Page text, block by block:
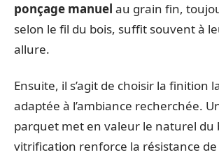
ponçage manuel au grain fin,
selon le fil du bois, suffit souvent à
allure.
Ensuite, il s’agit de choisir la finition
adaptée à l’ambiance recherchée.
parquet met en valeur le naturel du
vitrification renforce la résistance